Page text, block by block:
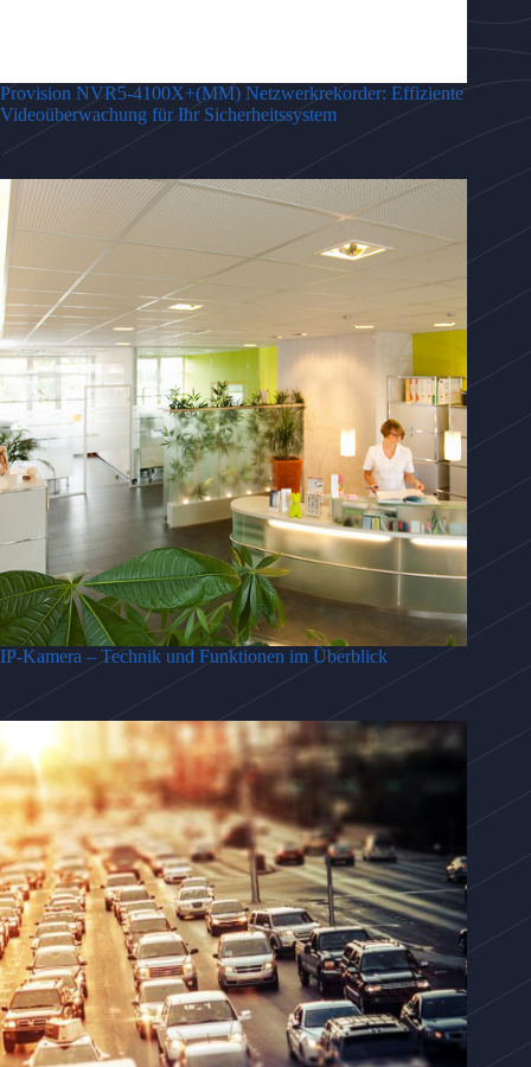
Provision NVR5-4100X+(MM) Netzwerkrekorder: Effiziente
Videoüberwachung für Ihr Sicherheitssystem
IP-Kamera – Technik und Funktionen im Überblick